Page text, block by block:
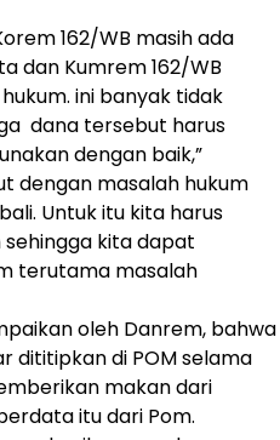
162/WB masih ada
dan Kumrem 162/WB
ini banyak tidak
dana tersebut harus
dengan baik,”
dengan masalah hukum
Untuk itu kita harus
kita dapat
terutama masalah
oleh Danrem, bahwa
dititipkan di POM selama
makan dari
itu dari Pom.